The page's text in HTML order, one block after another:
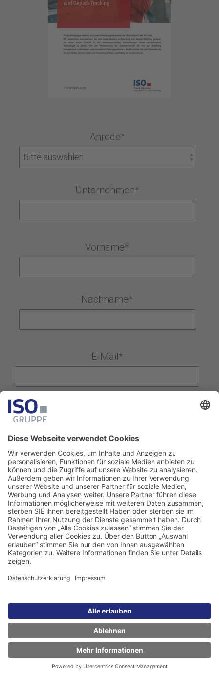
Anrede*
Unternehmen*
Vorname*
Nachname*
E-Mail*
Ja, ich willige ein, dass mich Mitarbeiter der ISO-Gruppe bzgl.
kontaktieren dürfen, und dass meine Daten zu diesem Zweck
unserer Datenschutzerklärung.*
Datenschutzerkärung
Copyright © 2026 — ISO Software Systeme GmbH — ein Unternehmen der
ISO-Gruppe